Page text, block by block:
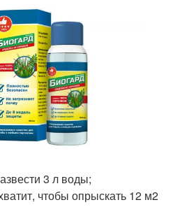
3 л воды;
чтобы опрыскать 12 м2